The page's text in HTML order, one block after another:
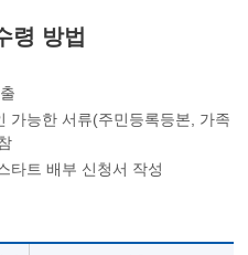
령 방법
가능한 서류(주민등록등본, 가족
타트 배부 신청서 작성